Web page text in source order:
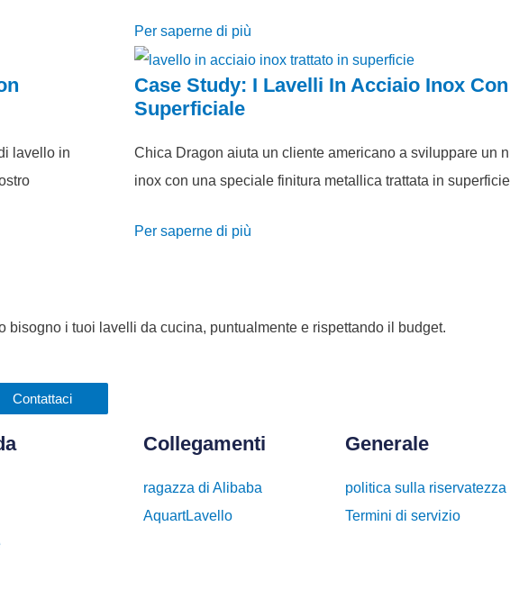
Per saperne di più
lavello in
Case Study: I ​​lavelli In Acciaio Inox
Superficiale
Chica Dragon aiuta un cliente americano a sviluppare un
inox con una speciale finitura metallica trattata in
Per saperne di più
i tuoi lavelli da cucina, puntualmente e rispettando il budget.
Contattaci
Collegamenti
ragazza di Alibaba
AquartLavello
Generale
politica sulla riservatezza
Termini di servizio